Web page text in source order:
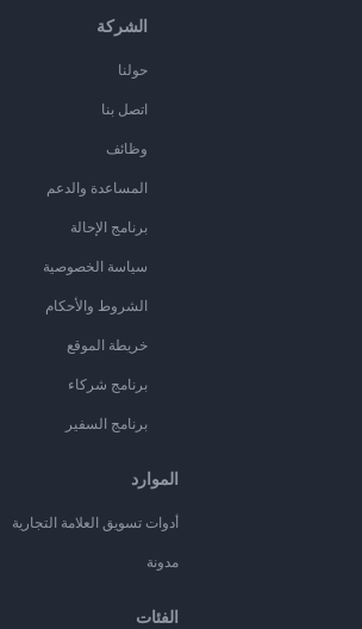
الشركة
حولنا
اتصل بنا
وظائف
المساعدة والدعم
برنامج الإحالة
سياسة الخصوصية
الشروط والأحكام
خريطة الموقع
برنامج شركاء
برنامج السفير
الموارد
أدوات تسويق العلامة التجارية
مدونة
الفئات